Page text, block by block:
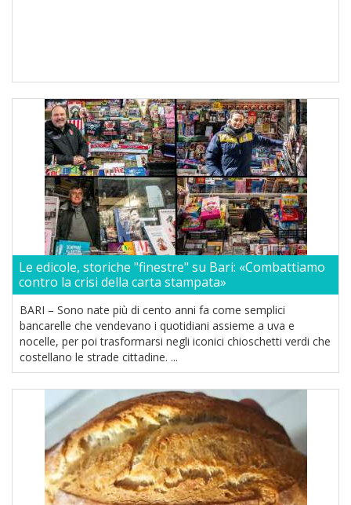
Le edicole, storiche "finestre" su Bari: «Combattiamo
contro la crisi della carta stampata»
BARI – Sono nate più di cento anni fa come semplici
bancarelle che vendevano i quotidiani assieme a uva e
nocelle, per poi trasformarsi negli iconici chioschetti verdi che
costellano le strade cittadine. ...